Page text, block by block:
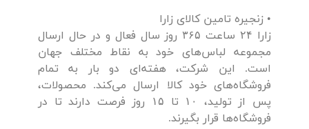
• زنجیره تامین کالای زارا
زارا ۲۴ ساعت ۳۶۵ روز سال فعال و در حال ارسال
مجموعه لباس‌های خود به نقاط مختلف جهان
است. این شرکت، هفته‌ای دو بار به تمام
فروشگاه‌های خود کالا ارسال می‌کند. محصولات،
پس از تولید، ۱۰ تا ۱۵ روز فرصت دارند تا در
فروشگاه‌ها قرار بگیرند.